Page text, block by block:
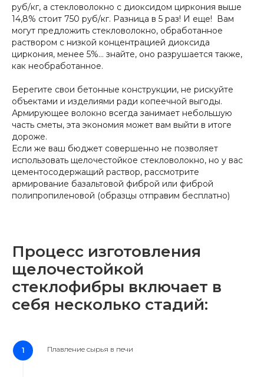
руб/кг, а стекловолокно с диоксидом циркония выше
14,8% стоит 750 руб/кг. Разница в 5 раз! И еще! Вам
могут предложить стекловолокно, обработанное
раствором с низкой концентрацией диоксида
циркония, менее 5%… знайте, оно разрушается также,
как необработанное.
Берегите свои бетонные конструкции, не рискуйте
объектами и изделиями ради копеечной выгоды.
Армирующее волокно всегда занимает небольшую
часть сметы, эта экономия может вам выйти в итоге
дороже.
Если же ваш бюджет совершенно не позволяет
использовать щелочестойкое стекловолокно, но у вас
цементосодержащий раствор, рассмотрите
армирование базальтовой фиброй или фиброй
полипропиленовой (образцы отправим бесплатно)
Процесс изготовления
щелочестойкой
стеклофибры включает в
себя несколько стадий:
Плавление сырья в печи